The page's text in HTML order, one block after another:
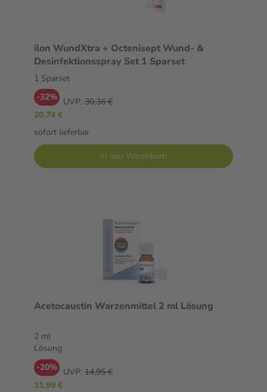
ilon WundXtra + Octenisept Wund- &
Desinfektionsspray Set 1 Sparset
1 Sparset
-32% UVP: 30,36 €
20,74 €
sofort lieferbar
In den Warenkorb
Acetocaustin Warzenmittel 2 ml Lösung
2 ml
Lösung
-20% UVP: 14,95 €
11,99 €